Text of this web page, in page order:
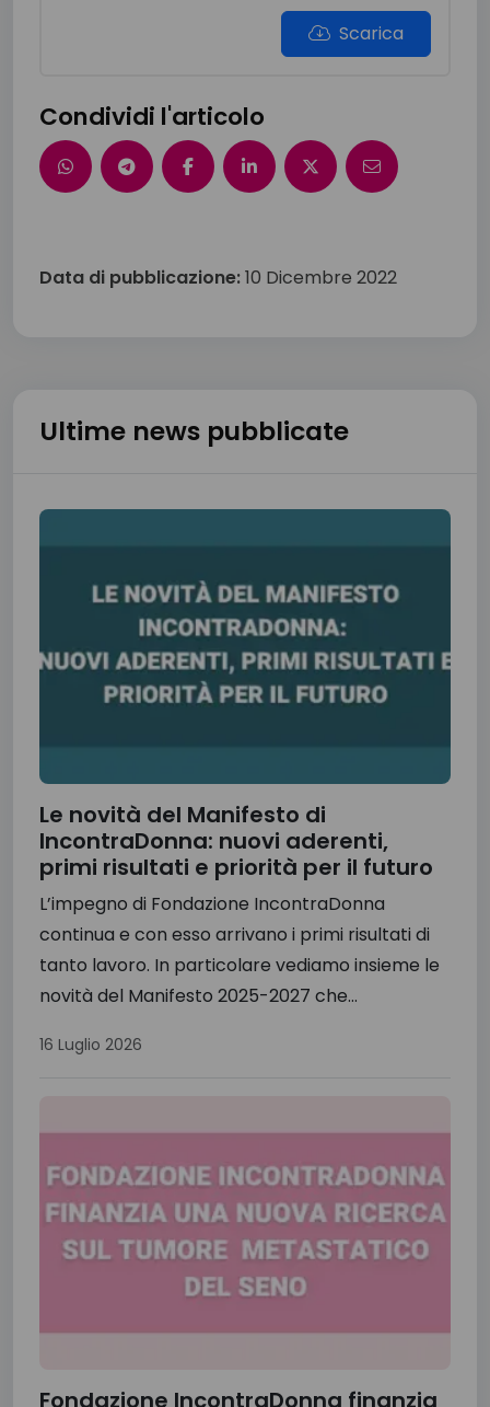
Scarica
Condividi l'articolo
Data di pubblicazione:10 Dicembre 2022
Ultime news pubblicate
Le novità del Manifesto di
IncontraDonna: nuovi aderenti,
primi risultati e priorità per il futuro
L’impegno di Fondazione IncontraDonna
continua e con esso arrivano i primi risultati di
tanto lavoro. In particolare vediamo insieme le
novità del Manifesto 2025-2027 che...
16 Luglio 2026
Fondazione IncontraDonna finanzia